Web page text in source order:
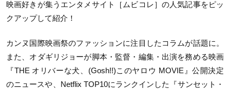
映画好きが集うエンタメサイト［ムビコレ］の人気記事をピッ
クアップして紹介！
カンヌ国際映画祭のファッションに注目したコラムが話題に。
また、オダギリジョーが脚本・監督・編集・出演を務める映画
『THE オリバーな犬、 (Gosh!!)このヤロウ MOVIE 』公開決定
のニュースや、 Netflix TOP10にランクインした『サンセット・